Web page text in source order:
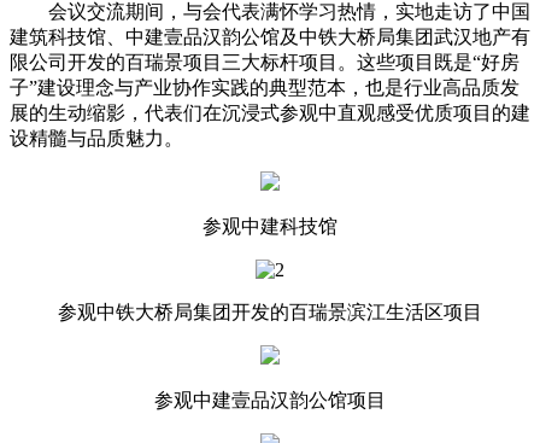
会议交流期间，与会代表满怀学习热情，实地走访了中国
建筑科技馆、中建壹品汉韵公馆及中铁大桥局集团武汉地产有
限公司开发的百瑞景项目三大标杆项目。这些项目既是“好房
子”建设理念与产业协作实践的典型范本，也是行业高品质发
展的生动缩影，代表们在沉浸式参观中直观感受优质项目的建
设精髓与品质魅力。
参观中建科技馆
参观中铁大桥局集团开发的百瑞景滨江生活区项目
参观中建壹品汉韵公馆项目